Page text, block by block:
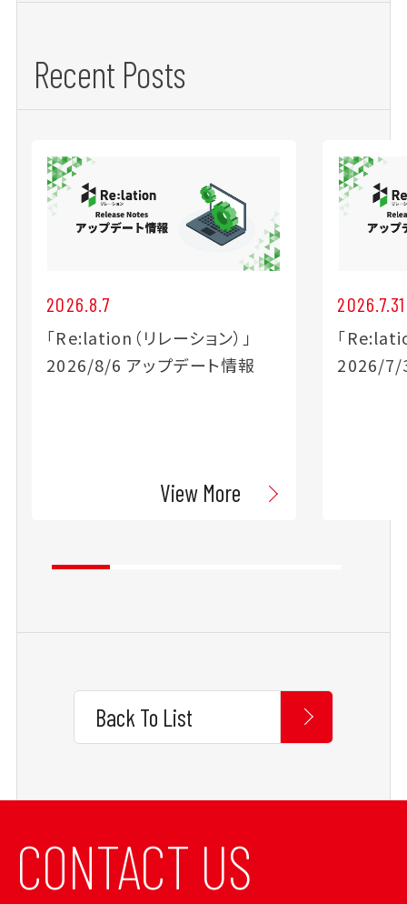
Recent Posts
2026.8.7
「Re:lation（リレーション）」
2026/8/6 アップデート情報
View More
2026.7.31
「
2026/7/
Back To List
CONTACT US